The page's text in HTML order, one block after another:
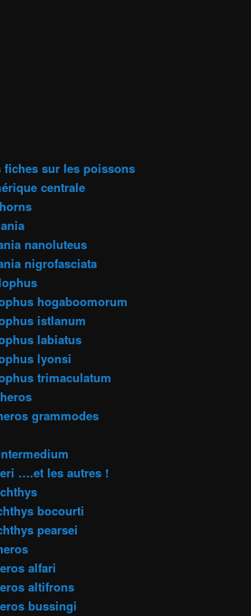
fiches sur les poissons
centrale
nanoluteus
nigrofasciata
hogaboomorum
istlanum
labiatus
lyonsi
trimaculatum
grammodes
….et les autres !
bocourti
pearsei
alfari
altifrons
bussingi